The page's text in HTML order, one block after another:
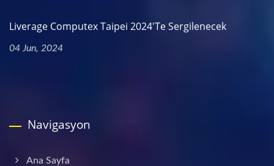
Liverage Computex Taipei 2024'te Sergilenecek
04 Jun, 2024
Navigasyon
Ana Sayfa